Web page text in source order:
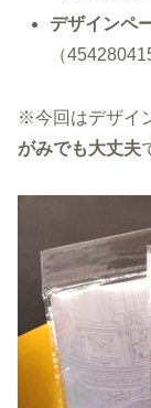
デザインペ
（
※今回はデザイ
がみでも大丈夫